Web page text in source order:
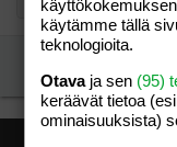
käytämme tällä
teknologioita.
Otavaja sen (95)
keräävät tietoa
ominaisuuk­sista)